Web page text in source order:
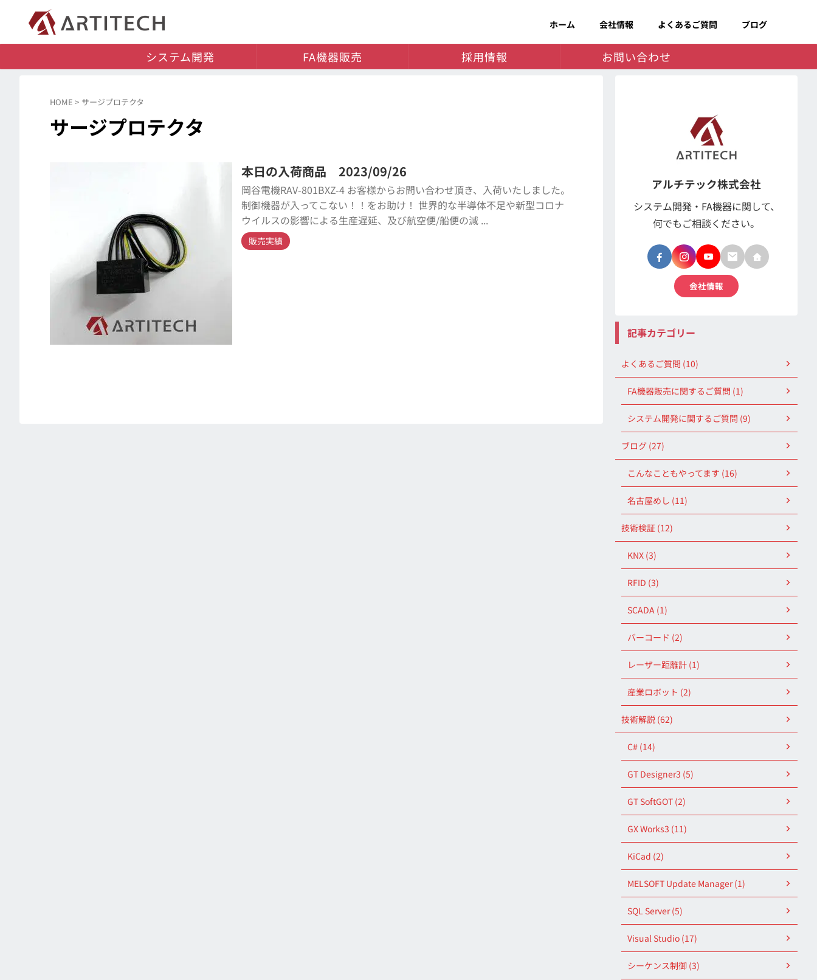
ホーム 会社情報 よくあるご質問 ブログ
システム開発 FA機器販売 採用情報 お問い合わせ
HOME > サージプロテクタ
サージプロテクタ
本日の入荷商品 2023/09/26
岡谷電機RAV-801BXZ-4 お客様からお問い合わせ頂き、入荷いたしました。
制御機器が入ってこない！！をお助け！ 世界的な半導体不足や新型コロナ
ウイルスの影響による生産遅延、及び航空便/船便の減 ...
販売実績
アルチテック株式会社
システム開発・FA機器に関して、
何でもご相談ください。
会社情報
記事カテゴリー
よくあるご質問 (10)
FA機器販売に関するご質問 (1)
システム開発に関するご質問 (9)
ブログ (27)
こんなこともやってます (16)
名古屋めし (11)
技術検証 (12)
KNX (3)
RFID (3)
SCADA (1)
バーコード (2)
レーザー距離計 (1)
産業ロボット (2)
技術解説 (62)
C# (14)
GT Designer3 (5)
GT SoftGOT (2)
GX Works3 (11)
KiCad (2)
MELSOFT Update Manager (1)
SQL Server (5)
Visual Studio (17)
シーケンス制御 (3)